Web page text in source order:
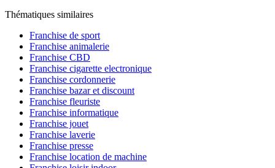
Thématiques similaires
Franchise de sport
Franchise animalerie
Franchise CBD
Franchise cigarette electronique
Franchise cordonnerie
Franchise bazar et discount
Franchise fleuriste
Franchise informatique
Franchise jouet
Franchise laverie
Franchise presse
Franchise location de machine